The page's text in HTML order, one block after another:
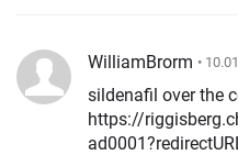
WilliamBrorm •
sildenafil over the
https://